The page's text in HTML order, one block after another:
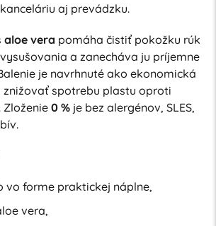
aj prevádzku.
aloe vera pomáha čistiť pokožku rúk
a zanecháva ju príjemne
je navrhnuté ako ekonomická
znižovať spotrebu plastu oproti
0 %je bez alergénov, SLES,
vo forme praktickej náplne,
vera,